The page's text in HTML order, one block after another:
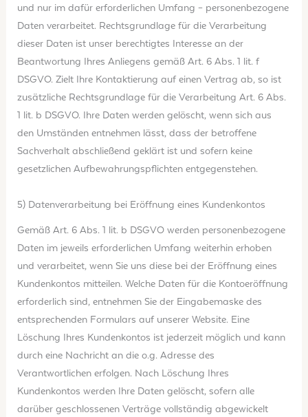
und nur im dafür erforderlichen Umfang – personenbezogene
Daten verarbeitet. Rechtsgrundlage für die Verarbeitung
dieser Daten ist unser berechtigtes Interesse an der
Beantwortung Ihres Anliegens gemäß Art. 6 Abs. 1 lit. f
DSGVO. Zielt Ihre Kontaktierung auf einen Vertrag ab, so ist
zusätzliche Rechtsgrundlage für die Verarbeitung Art. 6 Abs.
1 lit. b DSGVO. Ihre Daten werden gelöscht, wenn sich aus
den Umständen entnehmen lässt, dass der betroffene
Sachverhalt abschließend geklärt ist und sofern keine
gesetzlichen Aufbewahrungspflichten entgegenstehen.
5) Datenverarbeitung bei Eröffnung eines Kundenkontos
Gemäß Art. 6 Abs. 1 lit. b DSGVO werden personenbezogene
Daten im jeweils erforderlichen Umfang weiterhin erhoben
und verarbeitet, wenn Sie uns diese bei der Eröffnung eines
Kundenkontos mitteilen. Welche Daten für die Kontoeröffnung
erforderlich sind, entnehmen Sie der Eingabemaske des
entsprechenden Formulars auf unserer Website. Eine
Löschung Ihres Kundenkontos ist jederzeit möglich und kann
durch eine Nachricht an die o.g. Adresse des
Verantwortlichen erfolgen. Nach Löschung Ihres
Kundenkontos werden Ihre Daten gelöscht, sofern alle
darüber geschlossenen Verträge vollständig abgewickelt